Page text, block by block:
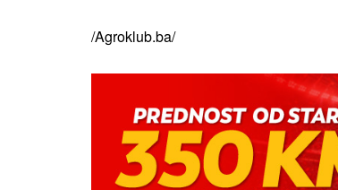
/Agroklub.ba/